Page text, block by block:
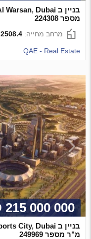
מספר 224308
מרחב מחייה:2508.4 m²
QAE - Real Estate
215 000 000 AED
מ"ר מספר 249969